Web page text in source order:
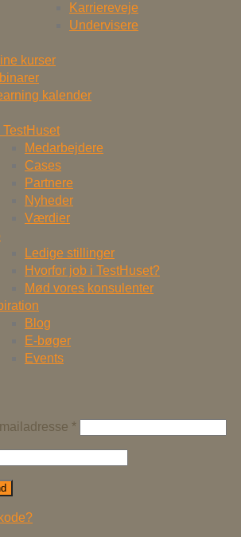
Karriereveje
Undervisere
kurser
kalender
TestHuset
Medarbejdere
Cases
Partnere
Nyheder
Værdier
Ledige stillinger
Hvorfor job i TestHuset?
Mød vores konsulenter
Blog
E-bøger
Events
*